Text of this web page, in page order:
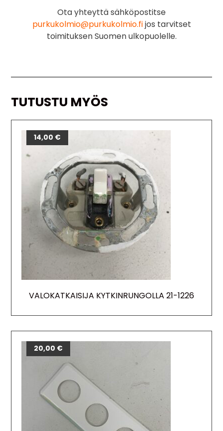
Ota yhteyttä sähköpostitse
purkukolmio@purkukolmio.fijos tarvitset
toimituksen Suomen ulkopuolelle.
TUTUSTU MYÖS
VALOKATKAISIJA KYTKINRUNGOLLA 21-1226
14,00 €
20,00 €